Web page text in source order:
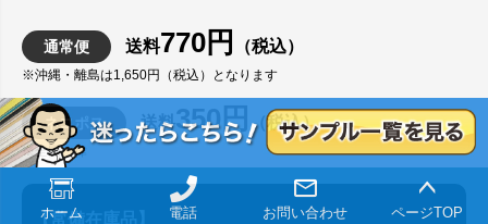
通常便 送料770円 （税込）
※沖縄・離島は1,650円（税込）となります
ネコポス 送料350円 （税込）
※全国一律
【常備在庫品】
ホーム 電話 お問い合わせ ページTOP